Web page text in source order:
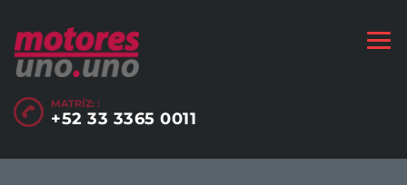
MATRÍZ: :
+52 33 3365 0011